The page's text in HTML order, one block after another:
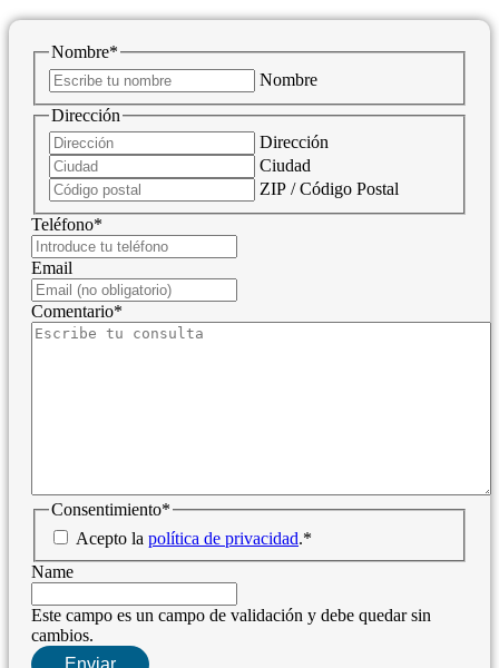
Nombre*
Nombre
Dirección
Dirección
Ciudad
ZIP / Código Postal
Teléfono*
Email
Comentario*
Consentimiento*
Acepto la política de privacidad.*
Name
Este campo es un campo de validación y debe quedar sin
cambios.